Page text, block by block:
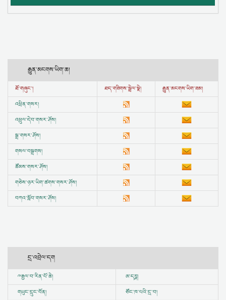
རྒྱུན་མངགས་ཡིག་ཆ།
ཐོ་གཞུང་། ཐད་གཟིགས་སྦྲེལ་སྣེ།
རྒྱུན་མངགས་ཡིག་ཟམ།
འཕྲིན་གསར།
འཕྲུལ་དེབ་གསར་ཤོས།
སྒྲ་གསར་ཤོས།
གསལ་བསྒྲགས།
ཚོམས་གསར་ཤོས།
གཅེས་ཉར་ཡིག་ཚགས་གསར་ཤོས།
བཀའ་སློབ་གསར་ཤོས།
དྲ་འབྲེལ་དག
ྋརྒྱལ་བ་རིན་པོ་ཆེ།
ཨ་དཪྴ།
གཡུང་དྲུང་བོན།
ཙོང་ཁ་པའི་དྲ་བ།